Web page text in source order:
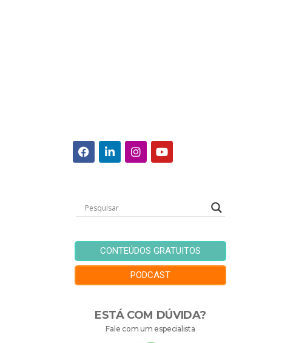
CONTEÚDOS GRATUITOS
PODCAST
ESTÁ COM DÚVIDA?
Fale com um especialista